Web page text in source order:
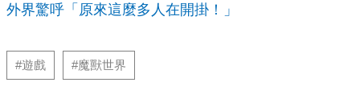
外界驚呼「原來這麼多人在開掛！」
#遊戲 #魔獸世界